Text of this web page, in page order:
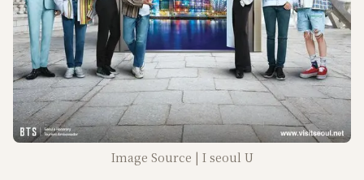
Image Source | I seoul U